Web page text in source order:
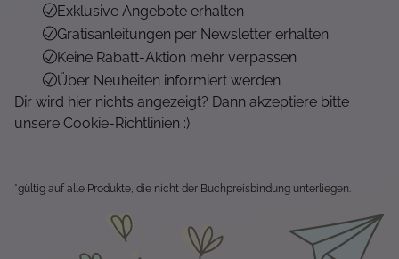
Exklusive Angebote erhalten
Gratisanleitungen per Newsletter erhalten
Keine Rabatt-Aktion mehr verpassen
Über Neuheiten informiert werden
Dir wird hier nichts angezeigt? Dann akzeptiere bitte
unsere Cookie-Richtlinien :)
*gültig auf alle Produkte, die nicht der Buchpreisbindung unterliegen.